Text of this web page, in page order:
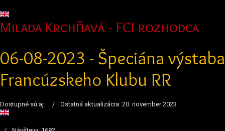
Vyberte váš jazyk
Milada Krchňavá - FCI rozhodca
06-08-2023 - Špeciána výstaba
Francúzskeho Klubu RR
Dostupné sú aj: Ostatná aktualizácia: 20. november 2023